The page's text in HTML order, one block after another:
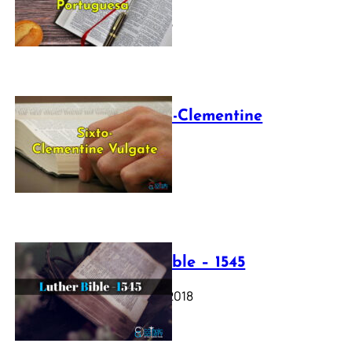
July 16, 2025
The Sixto-Clementine
Vulgate
July 12, 2025
Luther Bible – 1545
October 17, 2018